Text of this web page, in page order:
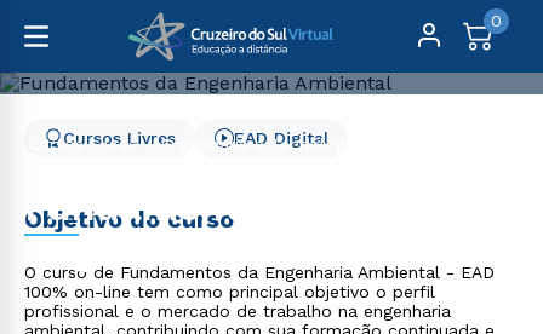
0
Cursos Livres
Engenharia e Tecnologia
Fundamentos da
Engenharia Ambiental
Cursos Livres EAD Digital
Objetivo do curso
O curso de Fundamentos da Engenharia Ambiental - EAD
100% on-line tem como principal objetivo o perfil
profissional e o mercado de trabalho na engenharia